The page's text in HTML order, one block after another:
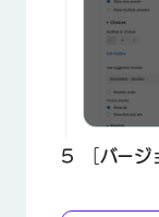
バージ